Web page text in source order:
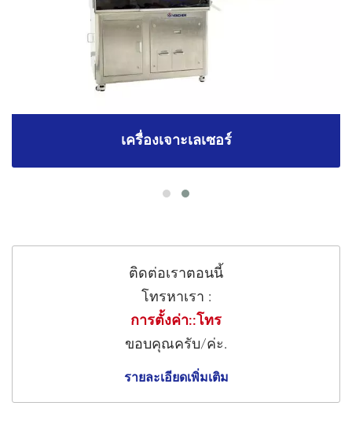
เครื่องเจาะเลเซอร์
ติดต่อเราตอนนี้
โทรหาเรา :
การตั้งค่า::โทร
ขอบคุณครับ/ค่ะ.
รายละเอียดเพิ่มเติม